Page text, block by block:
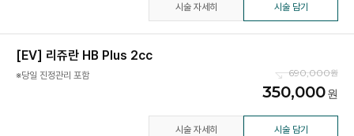
시술 자세히 시술 담기
[EV] 리쥬란 HB Plus 2cc
※당일 진정관리 포함 690,000
350,000
시술 자세히 시술 담기